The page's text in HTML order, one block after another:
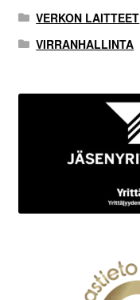
VERKON LAITTEET
VIRRANHALLINTA